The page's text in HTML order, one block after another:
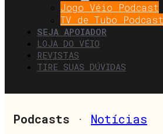
Jogo Véio Podcast
TV de Tubo Podcast
SEJA APOIADOR
LOJA DO VÉIO
REVISTAS
TIRE SUAS DÚVIDAS
Podcasts · Notícias